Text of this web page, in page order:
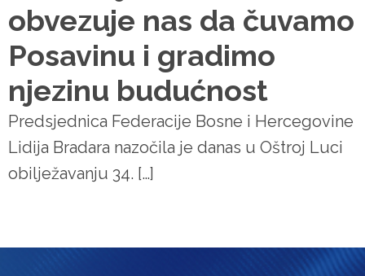
obvezuje nas da čuvamo
Posavinu i gradimo
njezinu budućnost
Predsjednica Federacije Bosne i Hercegovine
Lidija Bradara nazočila je danas u Oštroj Luci
obilježavanju 34. […]